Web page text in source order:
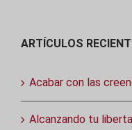
ARTÍCULOS
Acabar con las
Alcanzando tu